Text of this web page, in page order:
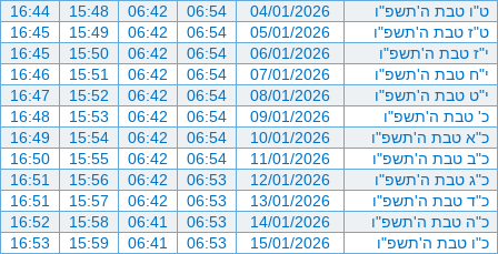
ט"ו טבת ה'תשפ"ו 04/01/2026
06:54
06:42
15:48
16:44
ט"ז טבת ה'תשפ"ו
05/01/2026
06:54
06:42
15:49
16:45
י"ז טבת ה'תשפ"ו
06/01/2026
06:54
06:42
15:50
16:45
י"ח טבת ה'תשפ"ו
07/01/2026
06:54
06:42
15:51
16:46
י"ט טבת ה'תשפ"ו
08/01/2026
06:54
06:42
15:52
16:47
כ' טבת ה'תשפ"ו
09/01/2026
06:54
06:42
15:53
16:48
כ"א טבת ה'תשפ"ו
10/01/2026
06:54
06:42
15:54
16:49
כ"ב טבת ה'תשפ"ו
11/01/2026
06:54
06:42
15:55
16:50
כ"ג טבת ה'תשפ"ו
12/01/2026
06:53
06:42
15:56
16:51
כ"ד טבת ה'תשפ"ו
13/01/2026
06:53
06:42
15:57
16:51
כ"ה טבת ה'תשפ"ו
14/01/2026
06:53
06:41
15:58
16:52
כ"ו טבת ה'תשפ"ו
15/01/2026
06:53
06:41
15:59
16:53